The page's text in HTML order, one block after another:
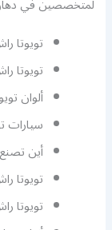
لمتخصصين في
تويوتا
تويوتا
ألوان
سيارات
أين
تويوتا
تويوتا راش